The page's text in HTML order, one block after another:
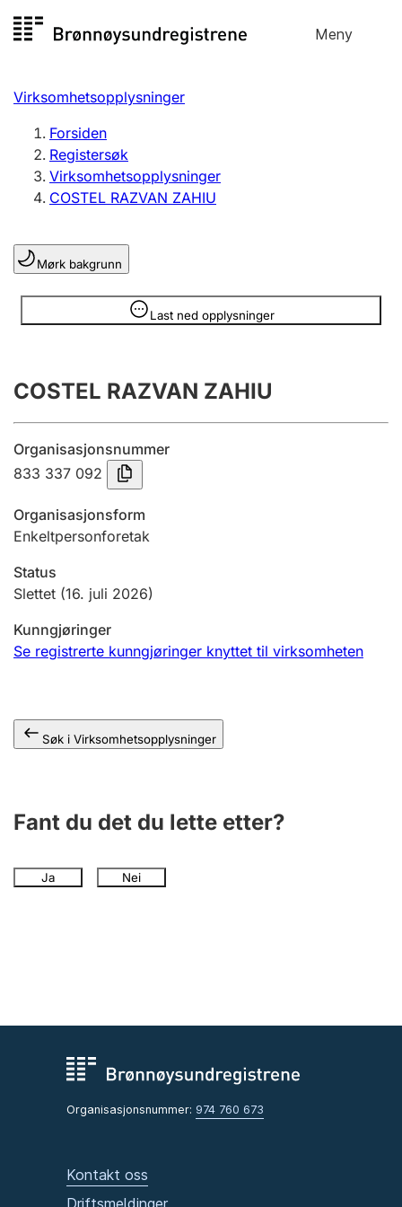
til
Meny
Registersøk
Aksjeselskap
Enkeltpersonforetak
Registrere, endre, slette
Lag og forening
Registrere, endre, slette
Innsending og forsinkelsesgebyr
Tinglysing
Jeger
Offentlig sektor
Andre tema
Virksomhetsopplysninger
Forsiden
Registersøk
Virksomhetsopplysninger
COSTEL RAZVAN ZAHIU
Mørk bakgrunn
Last ned opplysninger
Opplysninger er skjult
COSTEL RAZVAN ZAHIU
Organisasjonsnummer
833 337 092
Organisasjonsform
Enkeltpersonforetak
Status
Slettet (16. juli 2026)
Kunngjøringer
Se registrerte kunngjøringer knyttet til virksomheten
Søk i Virksomhetsopplysninger
Fant du det du lette etter?
Ja Nei
Organisasjonsnummer: 974 760 673
Kontakt oss